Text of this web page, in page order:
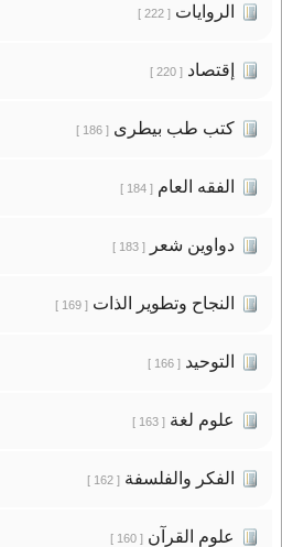
الروايات[ 222 ]
إقتصاد[ 220 ]
كتب طب بيطرى[ 186 ]
الفقه العام[ 184 ]
دواوين شعر[ 183 ]
النجاح وتطوير الذات[ 169 ]
التوحيد[ 166 ]
علوم لغة[ 163 ]
الفكر والفلسفة[ 162 ]
علوم القرآن[ 160 ]